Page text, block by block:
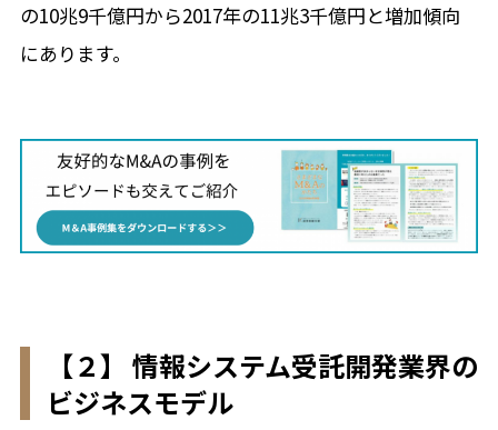
の10兆9千億円から2017年の11兆3千億円と増加傾向
にあります。
【２】 情報システム受託開発業界の
ビジネスモデル